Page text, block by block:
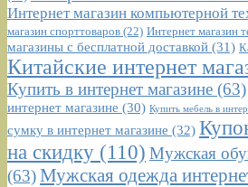
Интернет магазин компьютерной
магазин спорттоваров (22) Интернет магазин
магазины с бесплатной доставкой (31)
Китайские интернет
Купить в интернет магазине (63)
интернет магазине (30) Купить мебель в
сумку в интернет магазине (32)
на скидку (110) Мужская
(63)Мужская одежда